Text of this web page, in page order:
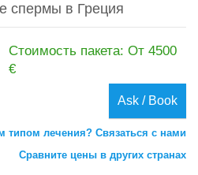
спермы в Греция
Стоимость пакета: От 4500
€
Ask / Book
типом лечения? Связаться с нами
Сравните цены в других странах